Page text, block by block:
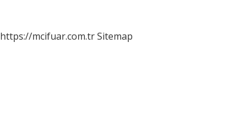
https://mcifuar.com.trSitemap